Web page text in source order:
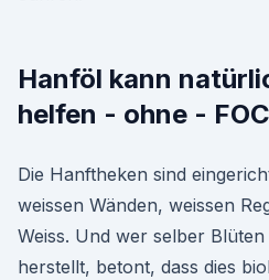
Hanföl kann
helfen - ohne -
Die Hanftheken sind
weissen Wänden, weissen
Weiss. Und wer selber
herstellt, betont, dass dies